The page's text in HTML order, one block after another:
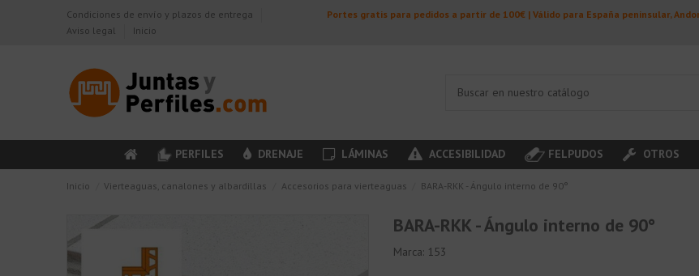
Condiciones de envío y plazos de entrega
Aviso legal
Inicio
Portes gratis para pedidos a partir de 100€ | Válido para España peninsular,
PERFILES DRENAJE LÁMINAS ACCESIBILIDAD FELPUDOS OTROS
Inicio Vierteaguas, canalones y albardillas Accesorios para vierteaguas BARA-RKK - Ángulo interno de 90°
BARA-RKK - Ángulo interno de 90°
Marca: 153